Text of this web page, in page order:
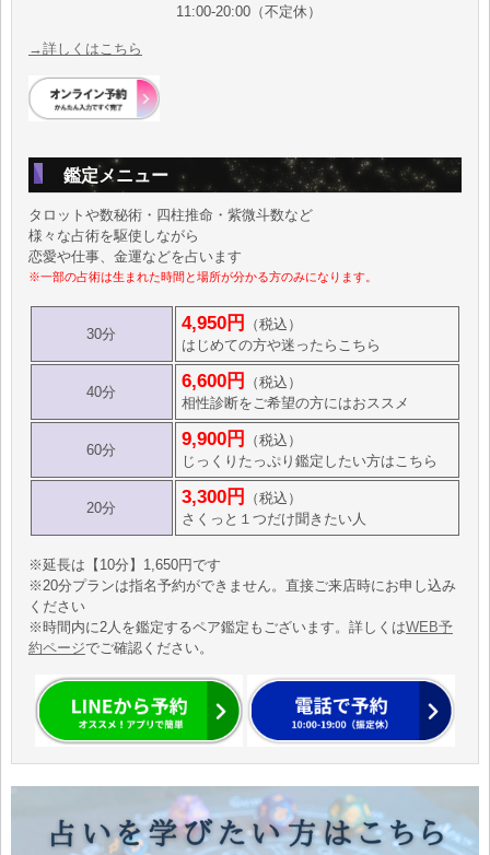
11:00-20:00（不定休）
→詳しくはこちら
鑑定メニュー
タロットや数秘術・四柱推命・紫微斗数など
様々な占術を駆使しながら
恋愛や仕事、金運などを占います
※一部の占術は生まれた時間と場所が分かる方のみになります。
30分
4,950円
（税込）
はじめての方や迷ったらこちら
40分
6,600円
（税込）
相性診断をご希望の方にはおススメ
60分
9,900円
（税込）
じっくりたっぷり鑑定したい方はこちら
20分
3,300円
（税込）
さくっと１つだけ聞きたい人
※延長は【10分】1,650円です
※20分プランは指名予約ができません。直接ご来店時にお申し込み
ください
※時間内に2人を鑑定するペア鑑定もございます。詳しくはWEB予
約ページでご確認ください。